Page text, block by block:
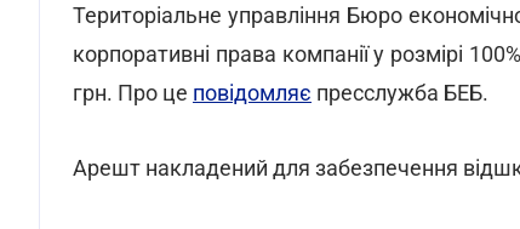
Територіальне управління Бюро
корпоративні права компанії у розмірі
грн. Про це повідомляє пресслужба БЕБ.
Арешт накладений для забезпечення